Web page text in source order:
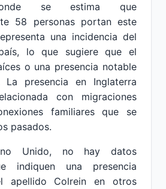
se estima que
58 personas portan este
una incidencia del
lo que sugiere que el
o una presencia notable
presencia en Inglaterra
con migraciones
familiares que se
pasados.
Unido, no hay datos
indiquen una presencia
apellido Colrein en otros